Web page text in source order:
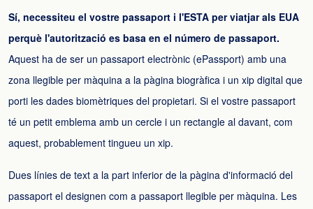
Sí, necessiteu el vostre passaport i l'ESTA per viatjar als EUA
perquè l'autorització es basa en el número de passaport.
Aquest ha de ser un passaport electrònic (ePassport) amb una
zona llegible per màquina a la pàgina biogràfica i un xip digital que
porti les dades biomètriques del propietari. Si el vostre passaport
té un petit emblema amb un cercle i un rectangle al davant, com
aquest, probablement tingueu un xip.
Dues línies de text a la part inferior de la pàgina d'informació del
passaport el designen com a passaport llegible per màquina. Les